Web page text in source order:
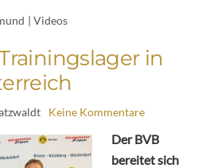
Videos
in
Keine Kommentare
Der BVB
bereitet sich